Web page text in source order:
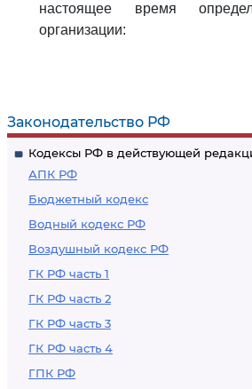
Законодательство РФ
Кодексы РФ в действующей
АПК РФ
Бюджетный кодекс
Водный кодекс РФ
Воздушный кодекс РФ
ГК РФ часть 1
ГК РФ часть 2
ГК РФ часть 3
ГК РФ часть 4
ГПК РФ
настоящее время
организации: